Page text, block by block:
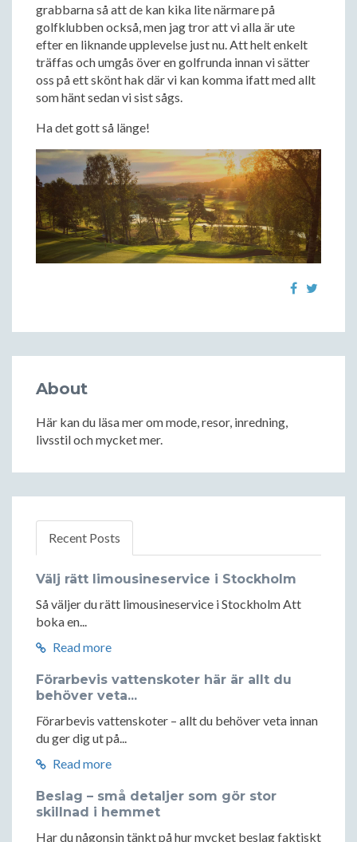
grabbarna så att de kan kika lite närmare på
golfklubben också, men jag tror att vi alla är ute
efter en liknande upplevelse just nu. Att helt enkelt
träffas och umgås över en golfrunda innan vi sätter
oss på ett skönt hak där vi kan komma ifatt med allt
som hänt sedan vi sist sågs.
Ha det gott så länge!
About
Här kan du läsa mer om mode, resor, inredning,
livsstil och mycket mer.
Recent Posts
Välj rätt limousineservice i Stockholm
Så väljer du rätt limousineservice i Stockholm Att
boka en...
Read more
Förarbevis vattenskoter här är allt du
behöver veta...
Förarbevis vattenskoter – allt du behöver veta innan
du ger dig ut på...
Read more
Beslag – små detaljer som gör stor
skillnad i hemmet
Har du någonsin tänkt på hur mycket beslag faktiskt